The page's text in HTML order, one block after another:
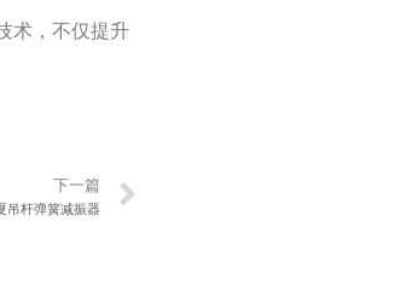
术，不仅提升
下一篇
吊杆弹簧减振器